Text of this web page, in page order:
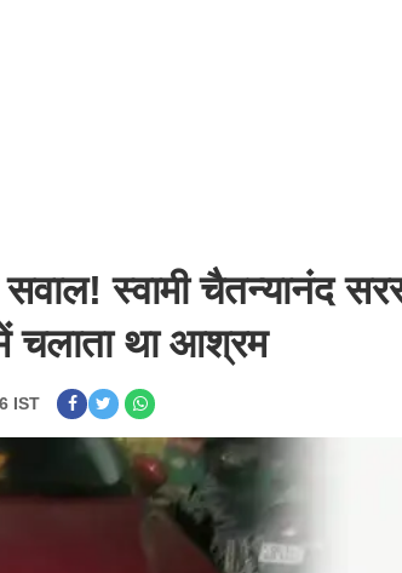
सवाल! स्वामी चैतन्यानंद
था आश्रम
IST